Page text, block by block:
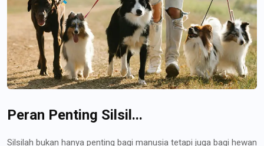
Peran Penting Silsil...
Silsilah bukan hanya penting bagi manusia tetapi juga bagi hewan